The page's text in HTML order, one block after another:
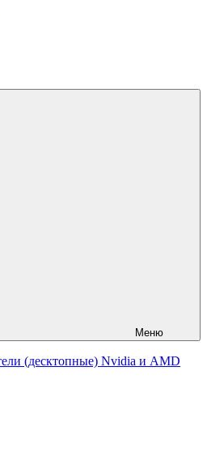
Меню
(десктопные) Nvidia и AMD